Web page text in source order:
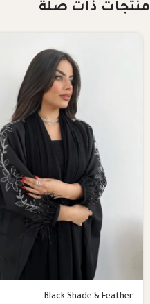
منتجات ذات صلة
Black Shade & Feather